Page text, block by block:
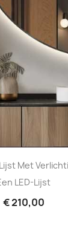
Met
LED-Lijst
€ 210,00